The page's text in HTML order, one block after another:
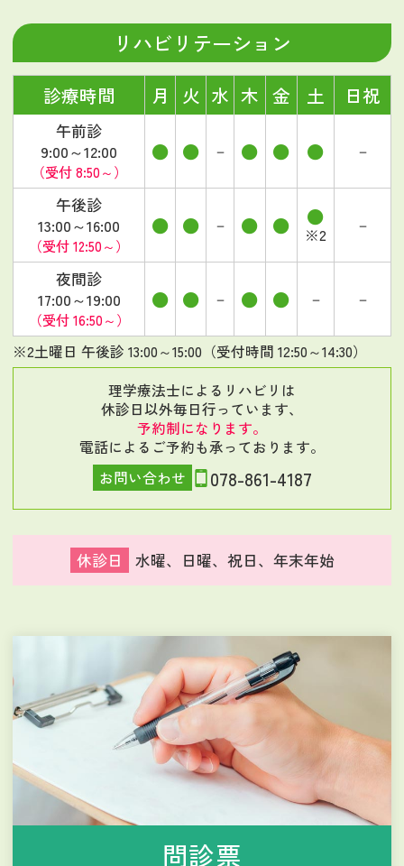
リハビリテーション
※2土曜日 午後診 13:00～15:00（受付時間 12:50～14:30）
理学療法士によるリハビリは
休診日以外毎日行っています、
予約制になります。
電話によるご予約も承っております。
お問い合わせ
078-861-4187
診療時間 月 火 水 木 金 土 日祝
午前診
9:00～12:00
（受付 8:50～）
● ● － ● ● ● －
午後診
13:00～16:00
（受付 12:50～）
● ● － ● ● ●
※2 －
夜間診
17:00～19:00
（受付 16:50～）
● ● － ● ● － －
休診日 水曜、日曜、祝日、年末年始
問診票